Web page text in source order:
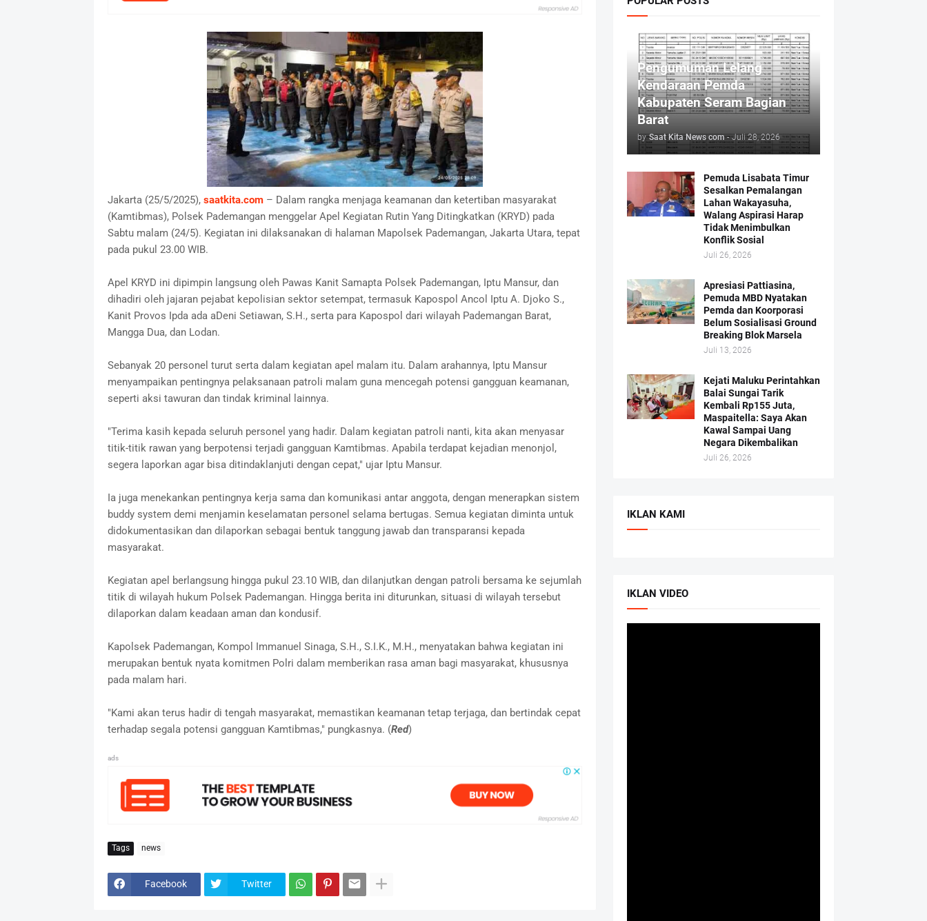
Jakarta (25/5/2025), saatkita.com– Dalam rangka menjaga keamanan dan ketertiban masyarakat
(Kamtibmas), Polsek Pademangan menggelar Apel Kegiatan Rutin Yang Ditingkatkan (KRYD) pada
Sabtu malam (24/5). Kegiatan ini dilaksanakan di halaman Mapolsek Pademangan, Jakarta Utara, tepat
pada pukul 23.00 WIB.
Apel KRYD ini dipimpin langsung oleh Pawas Kanit Samapta Polsek Pademangan, Iptu Mansur, dan
dihadiri oleh jajaran pejabat kepolisian sektor setempat, termasuk Kapospol Ancol Iptu A. Djoko S.,
Kanit Provos Ipda ada aDeni Setiawan, S.H., serta para Kapospol dari wilayah Pademangan Barat,
Mangga Dua, dan Lodan.
Sebanyak 20 personel turut serta dalam kegiatan apel malam itu. Dalam arahannya, Iptu Mansur
menyampaikan pentingnya pelaksanaan patroli malam guna mencegah potensi gangguan keamanan,
seperti aksi tawuran dan tindak kriminal lainnya.
"Terima kasih kepada seluruh personel yang hadir. Dalam kegiatan patroli nanti, kita akan menyasar
titik-titik rawan yang berpotensi terjadi gangguan Kamtibmas. Apabila terdapat kejadian menonjol,
segera laporkan agar bisa ditindaklanjuti dengan cepat," ujar Iptu Mansur.
Ia juga menekankan pentingnya kerja sama dan komunikasi antar anggota, dengan menerapkan sistem
buddy system demi menjamin keselamatan personel selama bertugas. Semua kegiatan diminta untuk
didokumentasikan dan dilaporkan sebagai bentuk tanggung jawab dan transparansi kepada
masyarakat.
Kegiatan apel berlangsung hingga pukul 23.10 WIB, dan dilanjutkan dengan patroli bersama ke sejumlah
titik di wilayah hukum Polsek Pademangan. Hingga berita ini diturunkan, situasi di wilayah tersebut
dilaporkan dalam keadaan aman dan kondusif.
Kapolsek Pademangan, Kompol Immanuel Sinaga, S.H., S.I.K., M.H., menyatakan bahwa kegiatan ini
merupakan bentuk nyata komitmen Polri dalam memberikan rasa aman bagi masyarakat, khususnya
pada malam hari.
"Kami akan terus hadir di tengah masyarakat, memastikan keamanan tetap terjaga, dan bertindak cepat
terhadap segala potensi gangguan Kamtibmas," pungkasnya. (Red)
ads
Tags news
Facebook Twitter
Pengumuman Lelang
Kendaraan Pemda
Kabupaten Seram Bagian
Barat
by Saat Kita News com - Juli 28, 2026
Pemuda Lisabata Timur
Sesalkan Pemalangan
Lahan Wakayasuha,
Walang Aspirasi Harap
Tidak Menimbulkan
Konflik Sosial
Juli 26, 2026
Apresiasi Pattiasina,
Pemuda MBD Nyatakan
Pemda dan Koorporasi
Belum Sosialisasi Ground
Breaking Blok Marsela
Juli 13, 2026
Kejati Maluku Perintahkan
Balai Sungai Tarik
Kembali Rp155 Juta,
Maspaitella: Saya Akan
Kawal Sampai Uang
Negara Dikembalikan
Juli 26, 2026
IKLAN KAMI
IKLAN VIDEO